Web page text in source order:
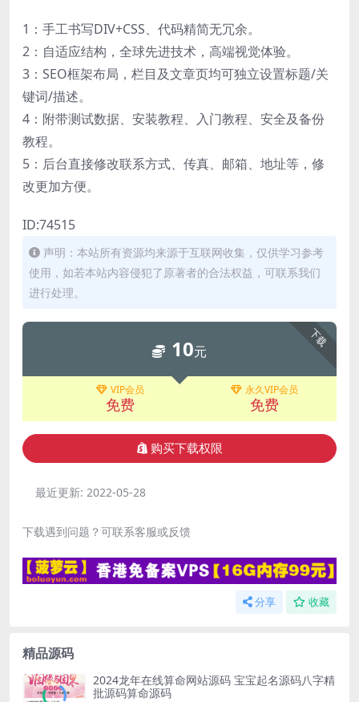
1：手工书写DIV+CSS、代码精简无冗余。
2：自适应结构，全球先进技术，高端视觉体验。
3：SEO框架布局，栏目及文章页均可独立设置标题/关
键词/描述。
4：附带测试数据、安装教程、入门教程、安全及备份
教程。
5：后台直接修改联系方式、传真、邮箱、地址等，修
改更加方便。
ID:74515
声明：本站所有资源均来源于互联网收集，仅供学习参考
使用，如若本站内容侵犯了原著者的合法权益，可联系我们
进行处理。
下载
10元
VIP会员
免费
永久VIP会员
免费
购买下载权限
最近更新: 2022-05-28
下载遇到问题？可联系客服或反馈
分享 收藏
精品源码
2024龙年在线算命网站源码 宝宝起名源码八字精
批源码算命源码